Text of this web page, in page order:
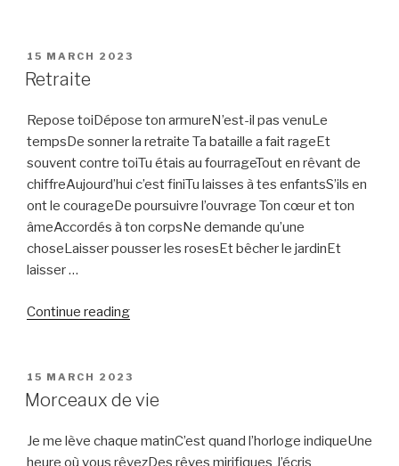
POSTED
ON
15 MARCH 2023
Retraite
Repose toiDépose ton armureN’est-il pas venuLe
tempsDe sonner la retraite Ta bataille a fait rageEt
souvent contre toiTu étais au fourrageTout en rêvant de
chiffreAujourd’hui c’est finiTu laisses à tes enfantsS’ils en
ont le courageDe poursuivre l’ouvrage Ton cœur et ton
âmeAccordés à ton corpsNe demande qu’une
choseLaisser pousser les rosesEt bêcher le jardinEt
laisser …
Continue reading“Retraite”
POSTED
ON
15 MARCH 2023
Morceaux de vie
Je me lève chaque matinC’est quand l’horloge indiqueUne
heure où vous rêvezDes rêves mirifiques J’écris